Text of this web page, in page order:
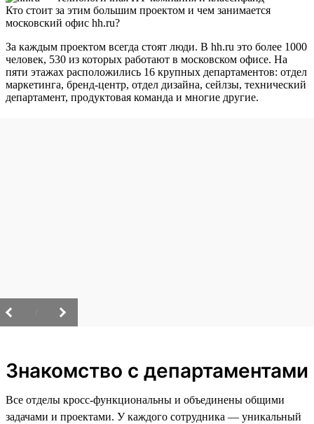
Кто стоит за этим большим проектом и чем занимается
московский офис hh.ru?
За каждым проектом всегда стоят люди. В hh.ru это более 1000
человек, 530 из которых работают в московском офисе. На
пяти этажах расположились 16 крупных департаментов: отдел
маркетинга, бренд-центр, отдел дизайна, сейлзы, технический
департамент, продуктовая команда и многие другие.
Знакомство с департаментами
Все отделы кросс-функциональны и объединены общими
задачами и проектами. У каждого сотрудника — уникальный